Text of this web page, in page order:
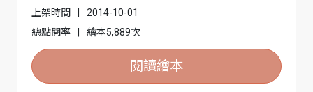
上架時間
2014-10-01
總點閱率
繪本5,889次
閱讀繪本